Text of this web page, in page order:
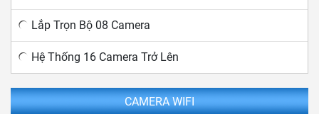
Lắp Trọn Bộ 08 Camera
Hệ Thống 16 Camera Trở Lên
CAMERA WIFI